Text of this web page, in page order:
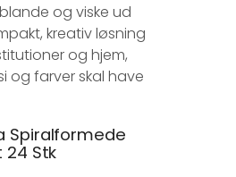
og viske ud
kreativ løsning
og hjem,
og farver skal have
Spiralformede
24 Stk